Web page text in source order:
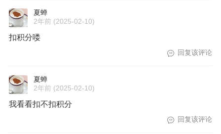
夏蝉
2年前 (2025-02-10)
扣积分喽
回复该评论
夏蝉
2年前 (2025-02-10)
我看看扣不扣积分
回复该评论